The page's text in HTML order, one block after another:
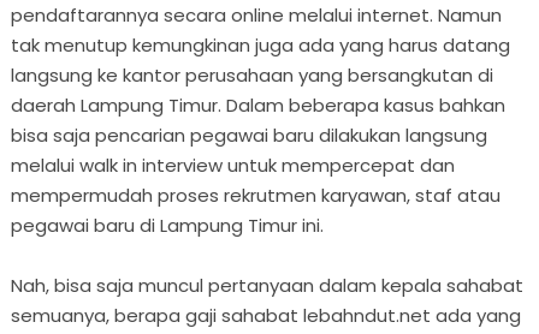
pendaftarannya secara online melalui internet. Namun
tak menutup kemungkinan juga ada yang harus datang
langsung ke kantor perusahaan yang bersangkutan di
daerah Lampung Timur. Dalam beberapa kasus bahkan
bisa saja pencarian pegawai baru dilakukan langsung
melalui walk in interview untuk mempercepat dan
mempermudah proses rekrutmen karyawan, staf atau
pegawai baru di Lampung Timur ini.
Nah, bisa saja muncul pertanyaan dalam kepala sahabat
semuanya, berapa gaji sahabat lebahndut.net ada yang